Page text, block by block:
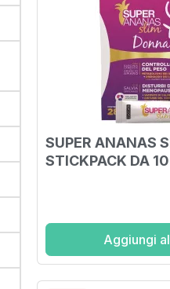
SUPER ANANAS
STICKPACK DA
Aggiungi